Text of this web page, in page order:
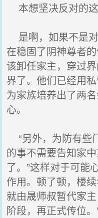
本想坚决反对的这
是啊，如果不是
在稳固了阴神尊者
该卸任家主，穿过
界了。他们已经用
为家族培养出了两
心。
“另外，为防有些
的事不需要告知家
了。”这样对于可能
作用。顿了顿，楼续
就由晟师叔暂代家
阶段，再正式传位。